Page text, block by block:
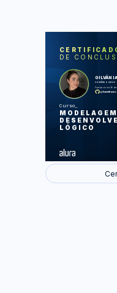
DE
concluiu o curso
Finalizado em 16
gilvaniafrazao
Curso
LÓGICO